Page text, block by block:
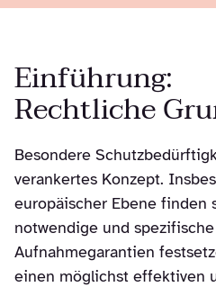
Einführung:
Rechtliche
Besondere
verankertes Konzept.
europäischer Ebene finden
notwendige und
Aufnahmegarantien
einen möglichst effektiven